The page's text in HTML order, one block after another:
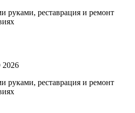
руками, реставрация и ремонт
2026
руками, реставрация и ремонт